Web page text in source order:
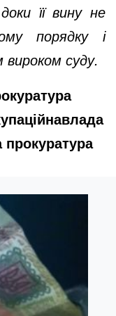
її вину не
порядку і
суду.
прокуратура